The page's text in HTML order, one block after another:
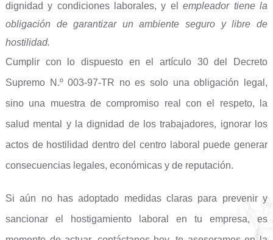
dignidad y condiciones laborales, y elempleador tiene la
obligación de garantizar un ambiente seguro y libre de
hostilidad.
Cumplir con lo dispuesto en el artículo 30 del Decreto
Supremo N.º 003-97-TR no es solo una obligación legal,
sino una muestra de compromiso real con el respeto, la
salud mental y la dignidad de los trabajadores, ignorar los
actos de hostilidad dentro del centro laboral puede generar
consecuencias legales, económicas y de reputación.
Si aún no has adoptado medidas claras para prevenir y
sancionar el hostigamiento laboral en tu empresa, es